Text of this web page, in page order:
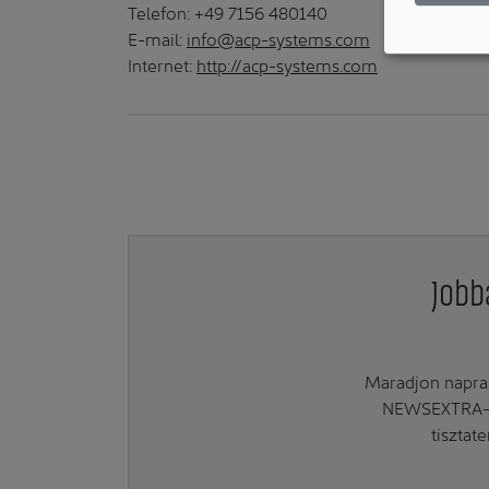
Telefon: +49 7156 480140
E-mail: info@acp-systems.com
Internet: http://acp-systems.com
Maradjon